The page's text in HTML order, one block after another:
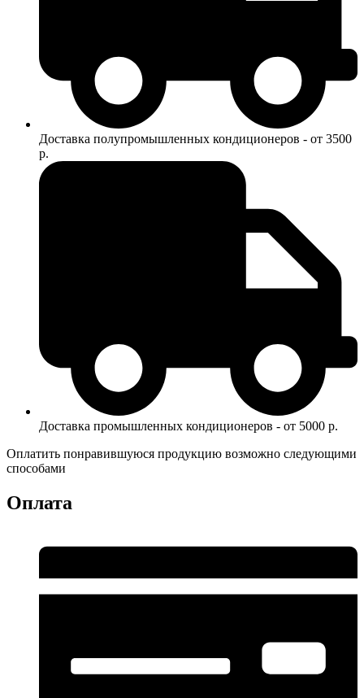
Доставка полупромышленных кондиционеров - от 3500
р.
Доставка промышленных кондиционеров - от 5000 р.
Оплатить понравившуюся продукцию возможно следующими
способами
Оплата